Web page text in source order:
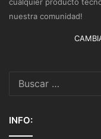
nuestra comunidad!
INFO: